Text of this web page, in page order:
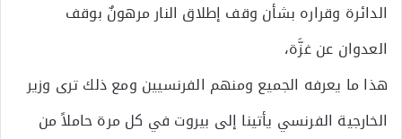
الدائرة وقراره بشأن وقف إطلاق النار مرهونٌ بوقف
العدوان عن غزَّة،
هذا ما يعرفه الجميع ومنهم الفرنسيين ومع ذلك ترى وزير
الخارجية الفرنسي يأتينا إلى بيروت في كل مرة حاملاً من